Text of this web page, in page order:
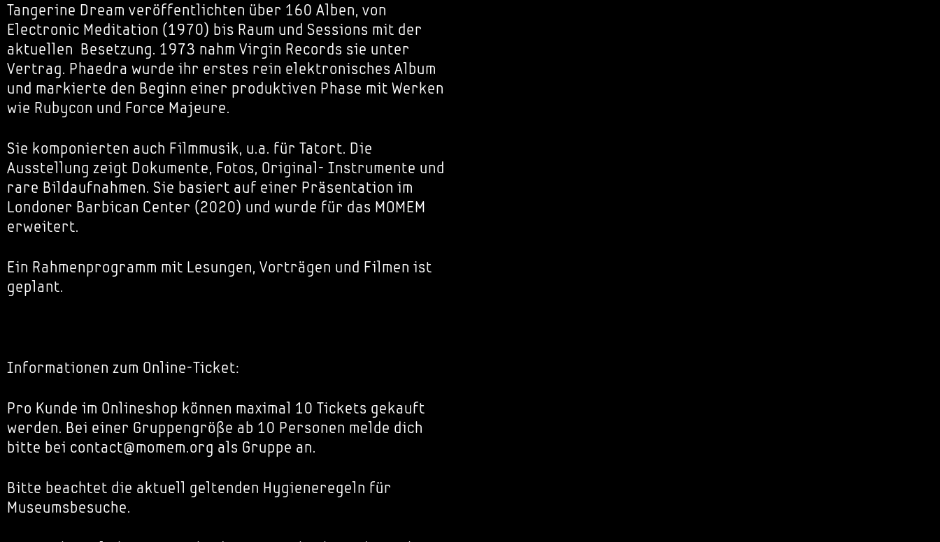
Tangerine Dream veröffentlichten über 160 Alben, von
Electronic Meditation (1970) bis Raum und Sessions mit der
aktuellen Besetzung. 1973 nahm Virgin Records sie unter
Vertrag. Phaedra wurde ihr erstes rein elektronisches Album
und markierte den Beginn einer produktiven Phase mit Werken
wie Rubycon und Force Majeure.
Sie komponierten auch Filmmusik, u.a. für Tatort. Die
Ausstellung zeigt Dokumente, Fotos, Original- Instrumente und
rare Bildaufnahmen. Sie basiert auf einer Präsentation im
Londoner Barbican Center (2020) und wurde für das MOMEM
erweitert.
Ein Rahmenprogramm mit Lesungen, Vorträgen und Filmen ist
geplant.
Informationen zum Online-Ticket:
Pro Kunde im Onlineshop können maximal 10 Tickets gekauft
werden. Bei einer Gruppengröße ab 10 Personen melde dich
bitte bei contact@momem.org als Gruppe an.
Bitte beachtet die aktuell geltenden Hygieneregeln für
Museumsbesuche.